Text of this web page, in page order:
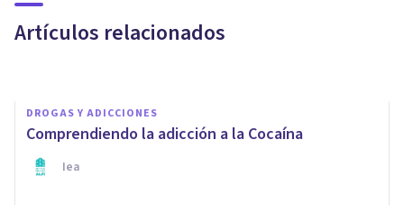
Artículos relacionados
digitales
DROGAS Y ADICCIONES
Comprendiendo la adicción a la Cocaína
Iea